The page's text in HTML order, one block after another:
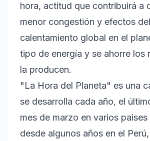
hora, actitud que contribuirá a
menor congestión y efectos del
calentamiento global en el
tipo de energía y se ahorre los
la producen.
"La Hora del Planeta" es una
se desarrolla cada año, el
mes de marzo en varios
desde algunos años en el